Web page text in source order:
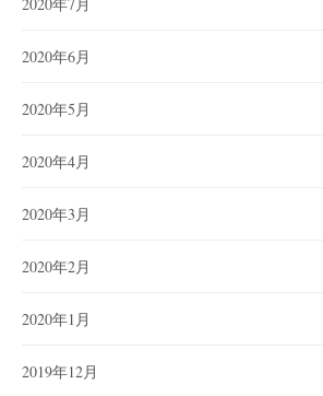
2020年6月
2020年5月
2020年4月
2020年3月
2020年2月
2020年1月
2019年12月